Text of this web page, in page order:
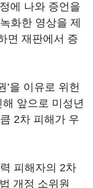
에 나와 증언을
화한 영상을 제
면 재판에서 증
’을 이유로 위헌
앞으로 미성년
2차 피해가 우
피해자의 2차
개정 소위원